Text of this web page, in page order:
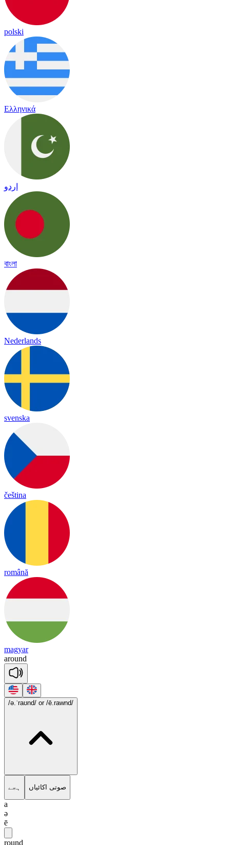
polski
Ελληνικά
اردو
বাংলা
Nederlands
svenska
čeština
română
magyar
around
/ə.ˈraʊnd/ or /ē.rawnd/
ہجے صوتی اکائیاں
a
ə
ē
round